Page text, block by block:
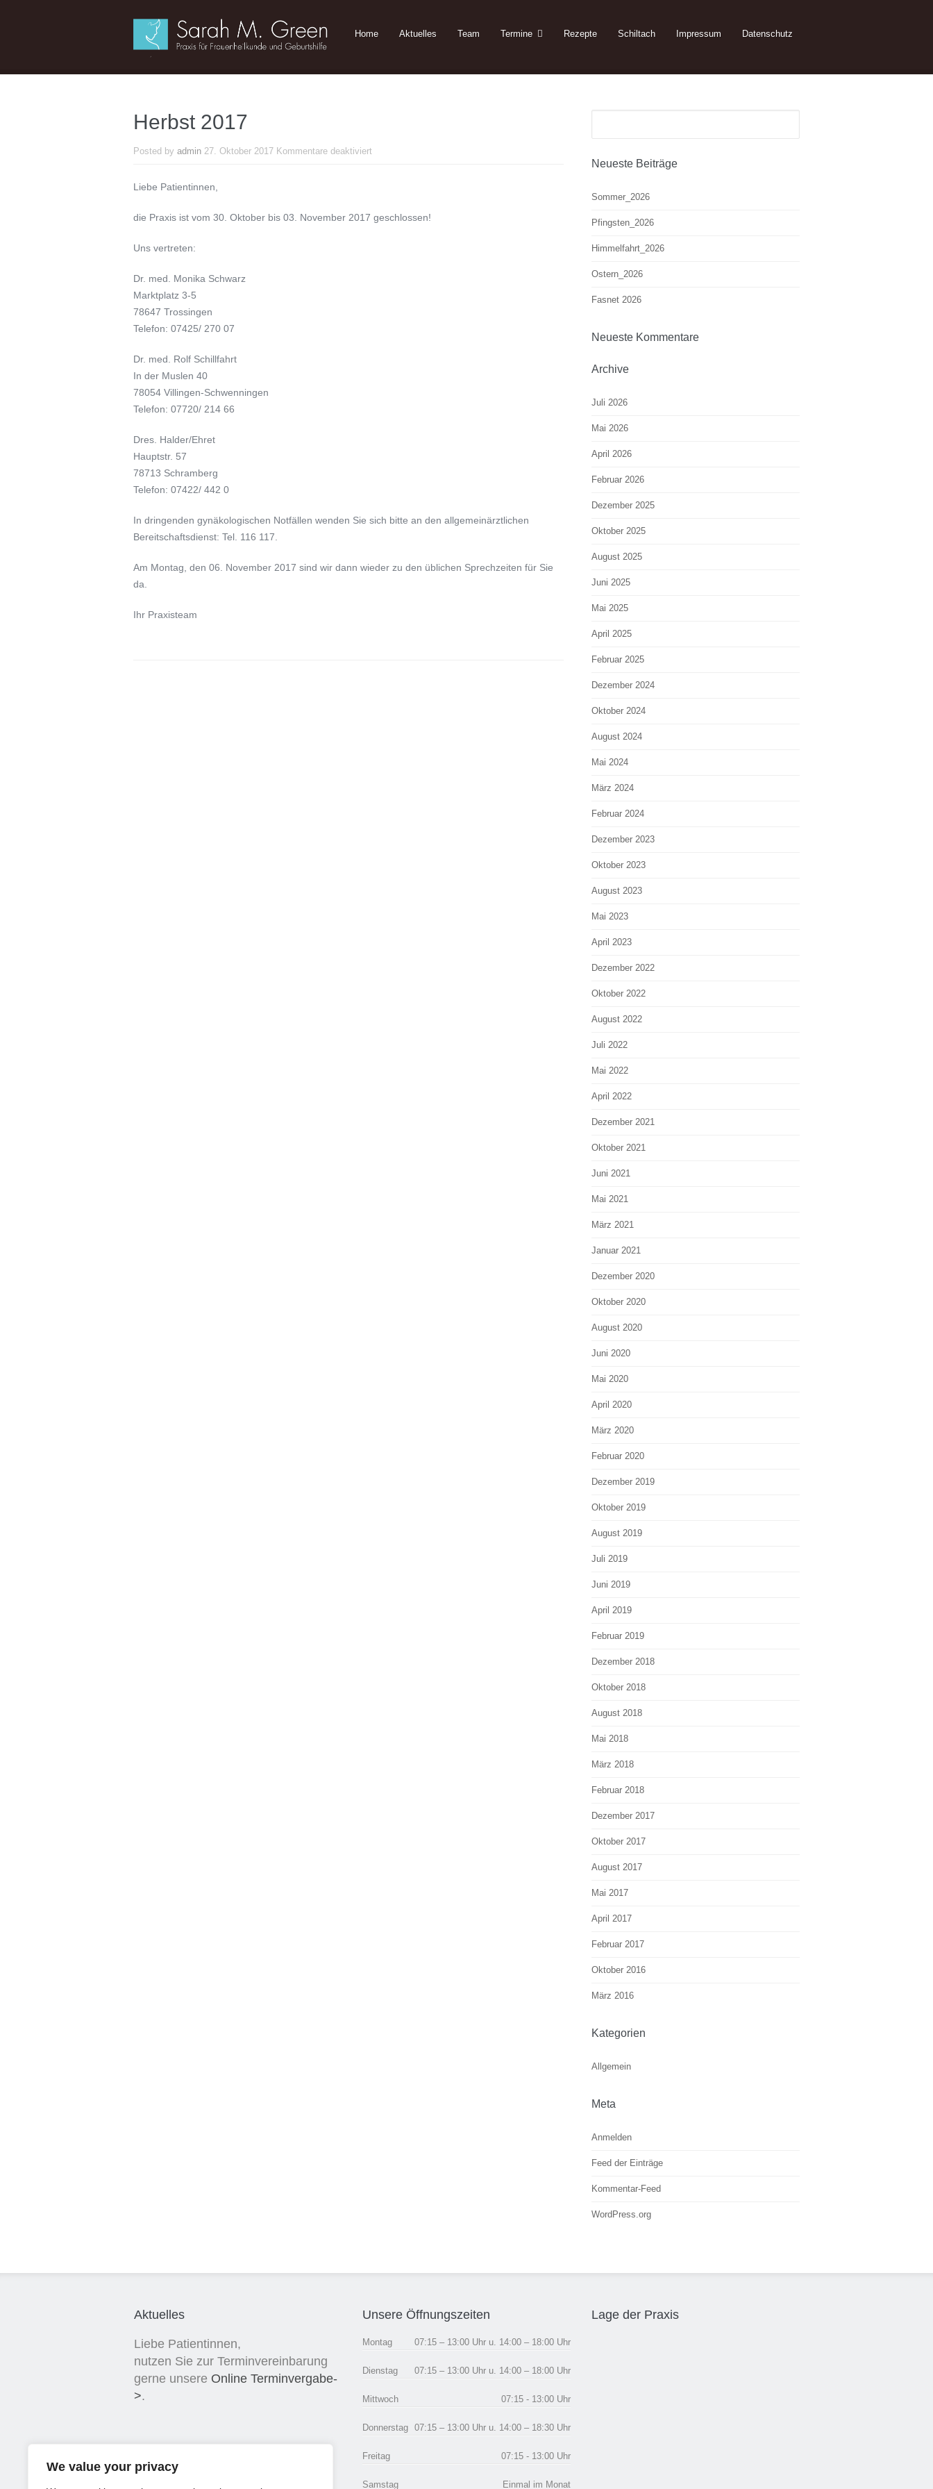
We value your privacy
Home Aktuelles Team Termine Rezepte Schiltach Impressum Datenschutz
Herbst 2017
Posted by admin 27. Oktober 2017 Kommentare deaktiviert
Liebe Patientinnen,
die Praxis ist vom 30. Oktober bis 03. November 2017 geschlossen!
Uns vertreten:
Dr. med. Monika Schwarz
Marktplatz 3-5
78647 Trossingen
Telefon: 07425/ 270 07
Dr. med. Rolf Schillfahrt
In der Muslen 40
78054 Villingen-Schwenningen
Telefon: 07720/ 214 66
Dres. Halder/Ehret
Hauptstr. 57
78713 Schramberg
Telefon: 07422/ 442 0
In dringenden gynäkologischen Notfällen wenden Sie sich bitte an den allgemeinärztlichen
Bereitschaftsdienst: Tel. 116 117.
Am Montag, den 06. November 2017 sind wir dann wieder zu den üblichen Sprechzeiten für Sie
da.
Ihr Praxisteam
Neueste Beiträge
Sommer_2026
Pfingsten_2026
Himmelfahrt_2026
Ostern_2026
Fasnet 2026
Neueste Kommentare
Archive
Juli 2026
Mai 2026
April 2026
Februar 2026
Dezember 2025
Oktober 2025
August 2025
Juni 2025
Mai 2025
April 2025
Februar 2025
Dezember 2024
Oktober 2024
August 2024
Mai 2024
März 2024
Februar 2024
Dezember 2023
Oktober 2023
August 2023
Mai 2023
April 2023
Dezember 2022
Oktober 2022
August 2022
Juli 2022
Mai 2022
April 2022
Dezember 2021
Oktober 2021
Juni 2021
Mai 2021
März 2021
Januar 2021
Dezember 2020
Oktober 2020
August 2020
Juni 2020
Mai 2020
April 2020
März 2020
Februar 2020
Dezember 2019
Oktober 2019
August 2019
Juli 2019
Juni 2019
April 2019
Februar 2019
Dezember 2018
Oktober 2018
August 2018
Mai 2018
März 2018
Februar 2018
Dezember 2017
Oktober 2017
August 2017
Mai 2017
April 2017
Februar 2017
Oktober 2016
März 2016
Kategorien
Allgemein
Meta
Anmelden
Feed der Einträge
Kommentar-Feed
WordPress.org
Aktuelles
Liebe Patientinnen,
nutzen Sie zur Terminvereinbarung
gerne unsere Online Terminvergabe-
>.
Unsere Öffnungszeiten
Montag 07:15 – 13:00 Uhr u. 14:00 – 18:00 Uhr
Dienstag 07:15 – 13:00 Uhr u. 14:00 – 18:00 Uhr
Mittwoch 07:15 - 13:00 Uhr
Donnerstag 07:15 – 13:00 Uhr u. 14:00 – 18:30 Uhr
Freitag 07:15 - 13:00 Uhr
Samstag Einmal im Monat
Lage der Praxis